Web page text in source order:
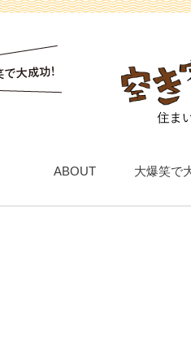
ABOUT 大爆笑で